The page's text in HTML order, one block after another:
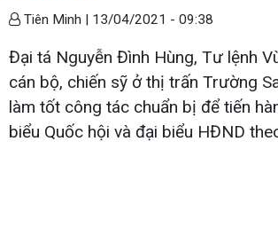
Tiên Minh | 13/04/2021 - 09:38
Đại tá Nguyễn Đình Hùng, Tư lệnh
cán bộ, chiến sỹ ở thị trấn Trường
làm tốt công tác chuẩn bị để tiến
biểu Quốc hội và đại biểu HĐND